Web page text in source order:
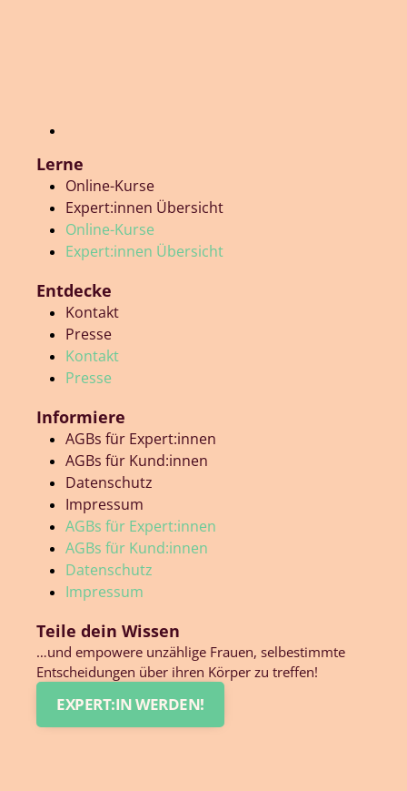
Lerne
Online-Kurse
Expert:innen Übersicht
Online-Kurse
Expert:innen Übersicht
Entdecke
Kontakt
Presse
Kontakt
Presse
Informiere
AGBs für Expert:innen
AGBs für Kund:innen
Datenschutz
Impressum
AGBs für Expert:innen
AGBs für Kund:innen
Datenschutz
Impressum
Teile dein Wissen
…und empowere unzählige Frauen, selbestimmte
Entscheidungen über ihren Körper zu treffen!
EXPERT:IN WERDEN!